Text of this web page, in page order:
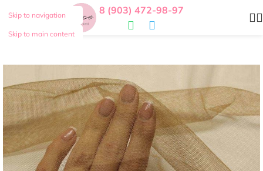
Skip to navigation
Skip to main content
8 (903) 472-98-97